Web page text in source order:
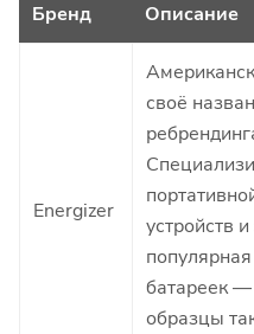
Бренд Описание
Energizer
своё
устройств
батареек
образцы